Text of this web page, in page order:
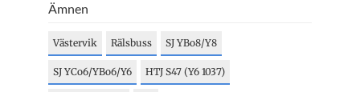
Ämnen
Västervik Rälsbuss SJ YBo8/Y8
SJ YCo6/YBo6/Y6 HTJ S47 (Y6 1037)